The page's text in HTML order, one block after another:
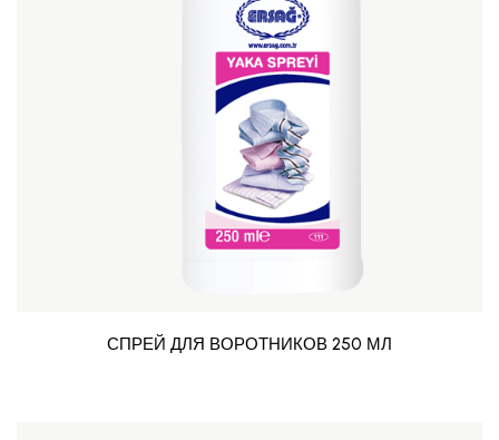
СПРЕЙ ДЛЯ ВОРОТНИКОВ 250 МЛ